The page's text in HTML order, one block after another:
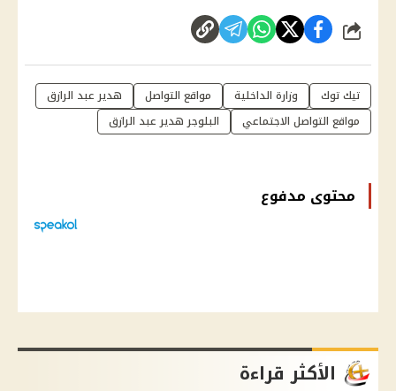
شارك
تيك توك وزارة الداخلية مواقع التواصل
هدير عبد الرازق
مواقع التواصل الاجتماعي
البلوجر هدير عبد الرازق
محتوى مدفوع
الأكثر قراءة